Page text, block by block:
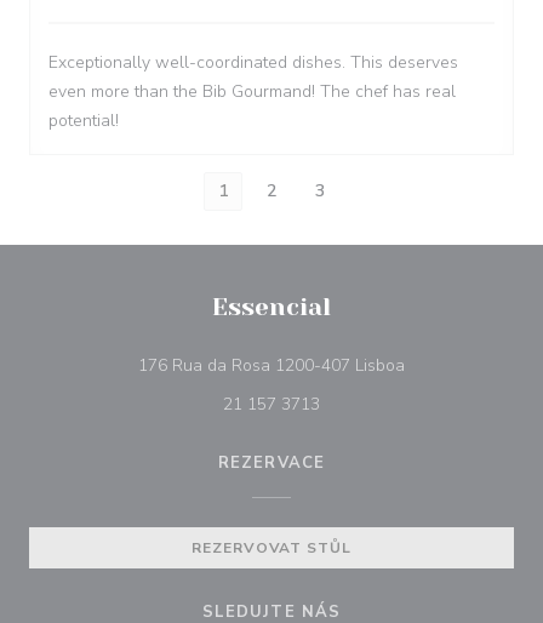
Exceptionally well-coordinated dishes. This deserves
even more than the Bib Gourmand! The chef has real
potential!
1 2 3
Essencial
176 Rua da Rosa 1200-407 Lisboa
21 157 3713
REZERVACE
REZERVOVAT STŮL
SLEDUJTE NÁS